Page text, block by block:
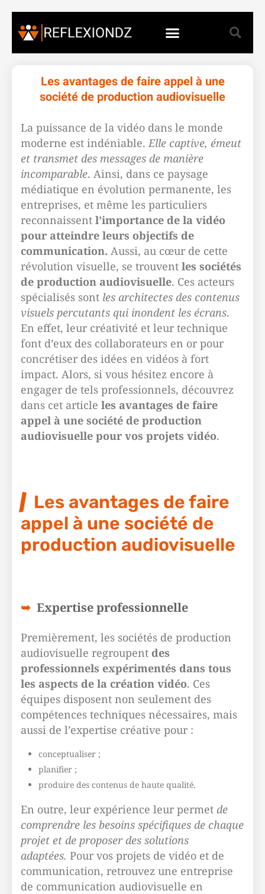
Les avantages de faire appel à une
société de production audiovisuelle
La puissance de la vidéo dans le monde
moderne est indéniable.Elle captive, émeut
et transmet des messages de manière
incomparable. Ainsi, dans ce paysage
médiatique en évolution permanente, les
entreprises, et même les particuliers
reconnaissent l’importance de la vidéo
pour atteindre leurs objectifs de
communication. Aussi, au cœur de cette
révolution visuelle, se trouvent les sociétés
de production audiovisuelle. Ces acteurs
spécialisés sont les architectes des contenus
visuels percutants qui inondent les écrans.
En effet, leur créativité et leur technique
font d’eux des collaborateurs en or pour
concrétiser des idées en vidéos à fort
impact. Alors, si vous hésitez encore à
engager de tels professionnels, découvrez
dans cet article les avantages de faire
appel à une société de production
audiovisuelle pour vos projets vidéo.
Les avantages de faire
appel à une société de
production audiovisuelle
Expertise professionnelle
Premièrement, les sociétés de production
audiovisuelle regroupent des
professionnels expérimentés dans tous
les aspects de la création vidéo. Ces
équipes disposent non seulement des
compétences techniques nécessaires, mais
aussi de l’expertise créative pour :
conceptualiser ;
planifier ;
produire des contenus de haute qualité.
En outre, leur expérience leur permet de
comprendre les besoins spécifiques de chaque
projet et de proposer des solutions
adaptées. Pour vos projets de vidéo et de
communication, retrouvez une entreprise
de communication audiovisuelle en